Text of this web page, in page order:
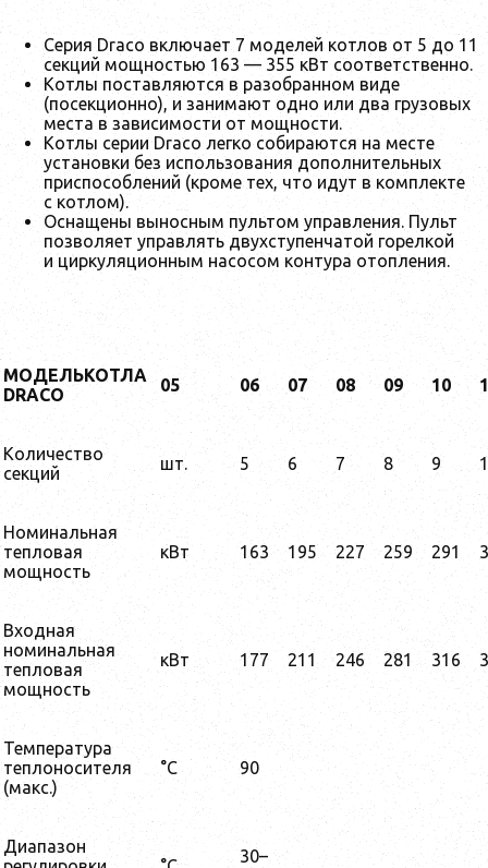
Серия Draco включает 7 моделей котлов от 5 до 11
секций мощностью 163 — 355 кВт соответственно.
Котлы поставляются в разобранном виде
(посекционно), и занимают одно или два грузовых
места в зависимости от мощности.
Котлы серии Draco легко собираются на месте
установки без использования дополнительных
приспособлений (кроме тех, что идут в комплекте
с котлом).
Оснащены выносным пультом управления. Пульт
позволяет управлять двухступенчатой горелкой
и циркуляционным насосом контура отопления.
МОДЕЛЬКОТЛА
DRACO
05 06 07 08 09 10
Количество
секций
шт. 5 6 7 8 9
Номинальная
тепловая
мощность
кВт 163 195 227 259 291
Входная
номинальная
тепловая
мощность
кВт 177 211 246 281 316
Температура
теплоносителя
(макс.)
°C 90
Диапазон
30–